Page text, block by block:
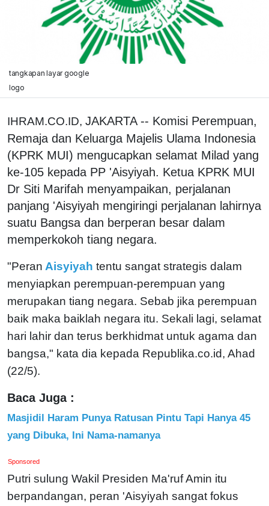
tangkapan layar google
logo
IHRAM.CO.ID, JAKARTA -- Komisi Perempuan,
Remaja dan Keluarga Majelis Ulama Indonesia
(KPRK MUI) mengucapkan selamat Milad yang
ke-105 kepada PP 'Aisyiyah. Ketua KPRK MUI
Dr Siti Marifah menyampaikan, perjalanan
panjang 'Aisyiyah mengiringi perjalanan lahirnya
suatu Bangsa dan berperan besar dalam
memperkokoh tiang negara.
"Peran Aisyiyah tentu sangat strategis dalam
menyiapkan perempuan-perempuan yang
merupakan tiang negara. Sebab jika perempuan
baik maka baiklah negara itu. Sekali lagi, selamat
hari lahir dan terus berkhidmat untuk agama dan
bangsa," kata dia kepada Republika.co.id, Ahad
(22/5).
Baca Juga :
Masjidil Haram Punya Ratusan Pintu Tapi Hanya 45
yang Dibuka, Ini Nama-namanya
Sponsored
Putri sulung Wakil Presiden Ma'ruf Amin itu
berpandangan, peran 'Aisyiyah sangat fokus